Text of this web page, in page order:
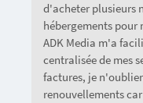
d'acheter plusieurs
hébergements pour
ADK Media m'a
centralisée de mes
factures, je
renouvellements